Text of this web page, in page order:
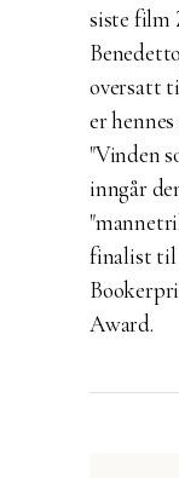
siste film
oversatt
er
"Vinden
inngår
finalist til
Award.